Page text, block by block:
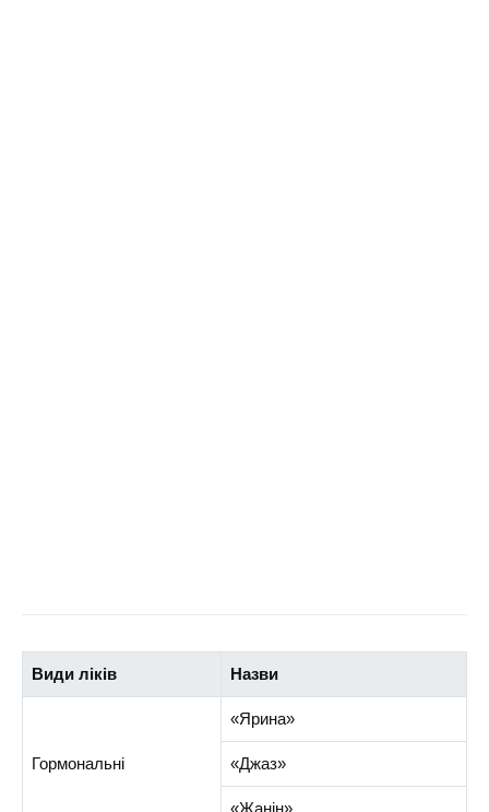
Види ліків Назви
Гормональні
«Ярина»
«Джаз»